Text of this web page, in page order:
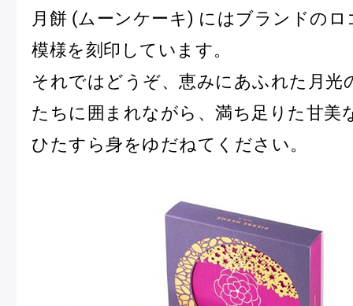
店舗一覧
Nos adresses
国内ブティック一覧 海外ブ
ガイド
ログイン
月餅 (ムーンケーキ) にはブランドの
模様を刻印しています。
それではどうぞ、恵みにあふれた月光
たちに囲まれながら、満ち足りた甘美
ひたすら身をゆだねてください。